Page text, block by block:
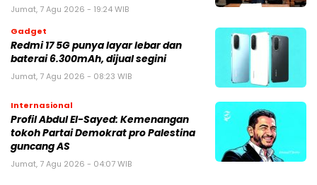
Jumat, 7 Agu 2026 - 19:24 WIB
Gadget
Redmi 17 5G punya layar lebar dan
baterai 6.300mAh, dijual segini
Jumat, 7 Agu 2026 - 08:23 WIB
Internasional
Profil Abdul El-Sayed: Kemenangan
tokoh Partai Demokrat pro Palestina
guncang AS
Jumat, 7 Agu 2026 - 04:07 WIB